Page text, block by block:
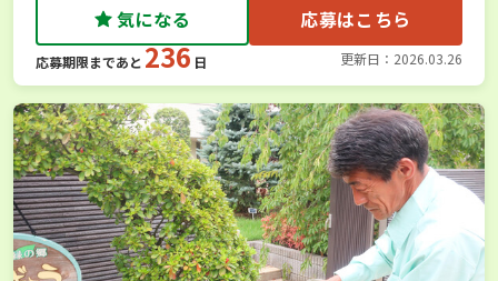
気になる 応募はこちら
応募期限まであと 236 日 更新日：2026.03.26